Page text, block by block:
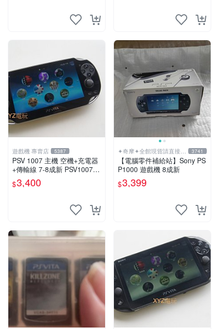
遊戲機 專賣店 5387
PSV 1007 主機 空機+充電器
+傳輸線 7-8成新 PSV1007
一年保修
$3,400
✦奇摩✦全館現貨請直接下
標
3741
【電腦零件補給站】Sony PS
P1000 遊戲機 8成新
$3,399